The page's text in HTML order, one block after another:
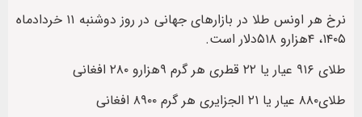
نرخ هر اونس طلا در بازارهای جهانی در روز دوشنبه ۱۱ خردادماه
۱۴۰۵، ۴هزارو ۵۱۸دلار است.
طلای ۹۱۶ عیار یا ۲۲ قطری هر گرم ۹هزارو ۲۸۰ افغانی
طلای۸۸۰ عیار یا ۲۱ الجزایری هر گرم ۸۹۰۰ افغانی